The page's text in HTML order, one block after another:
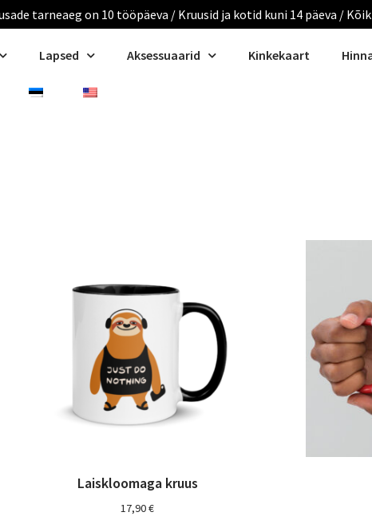
tarneaeg on 10 tööpäeva / Kruusid ja kotid kuni 14 päeva /
Lapsed Aksessuaarid Kinkekaart
Laiskloomaga kruus
17,90€